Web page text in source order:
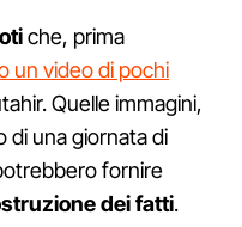
che, prima
un video di pochi
Quelle immagini,
di una giornata di
fornire
dei fatti.